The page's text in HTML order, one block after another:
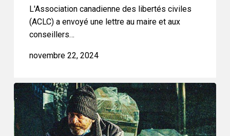
sécuritaires.
L'Association canadienne des libertés civiles
(ACLC) a envoyé une lettre au maire et aux
conseillers…
novembre 22, 2024
L’ACLC
exhorte
les
maires